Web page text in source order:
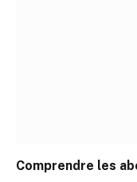
Comprendre les